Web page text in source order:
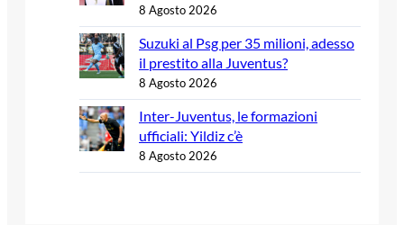
8 Agosto 2026
Suzuki al Psg per 35 milioni, adesso
il prestito alla Juventus?
8 Agosto 2026
Inter-Juventus, le formazioni
ufficiali: Yildiz c’è
8 Agosto 2026